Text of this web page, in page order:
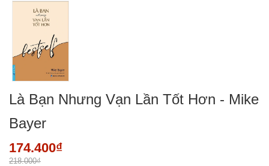
Là Bạn Nhưng Vạn Lần Tốt Hơn - Mike
Bayer
174.400₫
218.000₫